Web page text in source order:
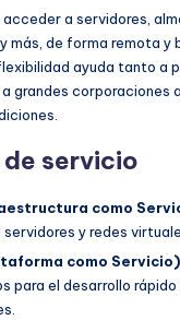
a servidores,
más, de forma remota y
ayuda tanto a
grandes corporaciones
servicio
como
y redes
como
para el desarrollo rápido